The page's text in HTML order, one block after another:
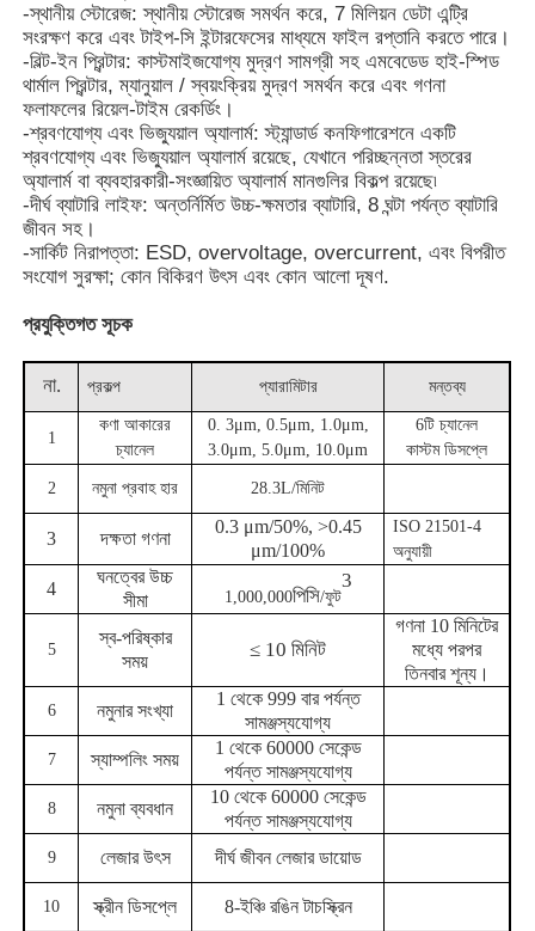
ধুলোর কণা গণক
পার্টিকুলেট ম্যাটার সেন্সর
বায়ুর গুণমান পর্যবেক্ষণের ডিভাইস
বহিরঙ্গন বায়ুর গুণমান পর্যবেক্ষণ সিস্টেম
নেগেটিভ আইওন ডিটেক্টর
ওজোন ডিটেক্টর
তাইওয়ান হুইবো অতিস্বনক যন্ত্র সিরিজ
ফাইবার অপটিক থার্মোমিটার
ইনফ্রারেড এমিসিভিটি ডিটেক্টর
-স্থানীয় স্টোরেজ: স্থানীয় স্টোরেজ সমর্থন করে, 7 মিলিয়ন ডেটা এন্ট্রি
সংরক্ষণ করে এবং টাইপ-সি ইন্টারফেসের মাধ্যমে ফাইল রপ্তানি করতে পারে।
-বিল্ট-ইন প্রিন্টার: কাস্টমাইজযোগ্য মুদ্রণ সামগ্রী সহ এমবেডেড হাই-স্পিড
থার্মাল প্রিন্টার, ম্যানুয়াল / স্বয়ংক্রিয় মুদ্রণ সমর্থন করে এবং গণনা
ফলাফলের রিয়েল-টাইম রেকর্ডিং।
-শ্রবণযোগ্য এবং ভিজ্যুয়াল অ্যালার্ম: স্ট্যান্ডার্ড কনফিগারেশনে একটি
শ্রবণযোগ্য এবং ভিজ্যুয়াল অ্যালার্ম রয়েছে, যেখানে পরিচ্ছন্নতা স্তরের
অ্যালার্ম বা ব্যবহারকারী-সংজ্ঞায়িত অ্যালার্ম মানগুলির বিকল্প রয়েছে৷
-দীর্ঘ ব্যাটারি লাইফ: অন্তর্নির্মিত উচ্চ-ক্ষমতার ব্যাটারি, 8 ঘন্টা পর্যন্ত ব্যাটারি
জীবন সহ।
-সার্কিট নিরাপত্তা: ESD, overvoltage, overcurrent, এবং বিপরীত
সংযোগ সুরক্ষা; কোন বিকিরণ উৎস এবং কোন আলো দূষণ.
প্রযুক্তিগত সূচক
না. প্রকল্প প্যারামিটার মন্তব্য
1
কণা আকারের
চ্যানেল
0. 3μm, 0.5μm, 1.0μm,
3.0μm, 5.0μm, 10.0μm
6টি চ্যানেল
কাস্টম ডিসপ্লে
2 নমুনা প্রবাহ হার 28.3L/মিনিট
3 দক্ষতা গণনা
0.3 μm/50%, >0.45
μm/100%
ISO 21501-4
অনুযায়ী
4
ঘনত্বের উচ্চ
সীমা
1,000,000পিসি/ফুট
3
5
স্ব-পরিষ্কার
সময়
≤ 10 মিনিট
গণনা 10 মিনিটের
মধ্যে পরপর
তিনবার শূন্য।
6 নমুনার সংখ্যা
1 থেকে 999 বার পর্যন্ত
সামঞ্জস্যযোগ্য
7 স্যাম্পলিং সময়
1 থেকে 60000 সেকেন্ড
পর্যন্ত সামঞ্জস্যযোগ্য
8 নমুনা ব্যবধান
10 থেকে 60000 সেকেন্ড
পর্যন্ত সামঞ্জস্যযোগ্য
9 লেজার উৎস দীর্ঘ জীবন লেজার ডায়োড
10 স্ক্রীন ডিসপ্লে 8-ইঞ্চি রঙিন টাচস্ক্রিন